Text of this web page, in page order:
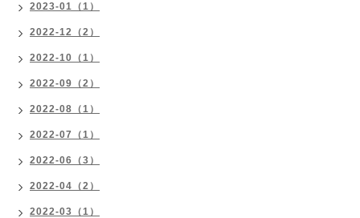
2023-01（1）
2022-12（2）
2022-10（1）
2022-09（2）
2022-08（1）
2022-07（1）
2022-06（3）
2022-04（2）
2022-03（1）